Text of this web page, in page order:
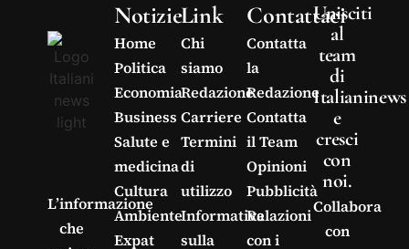
L’informazione
che
Notizie
Home
Politica
Economia
Business
Salute e
medicina
Cultura
Ambiente
Expat
Link
Chi
siamo
Redazione
Carriere
Termini
di
utilizzo
Informativa
sulla
Contattaci
Contatta
la
Redazione
Contatta
il Team
Opinioni
Pubblicità
Relazioni
con i
Unisciti
al
team
di
Italianinews
e
cresci
con
noi.
Collabora
con